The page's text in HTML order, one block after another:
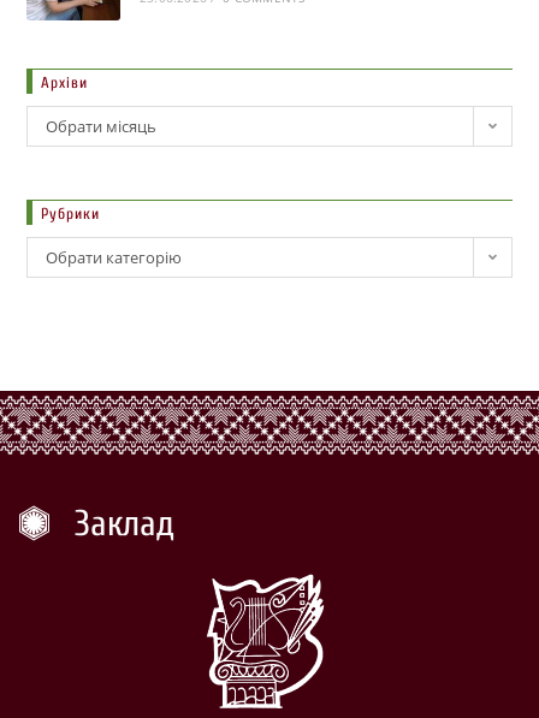
Архіви
Обрати місяць
Рубрики
Обрати категорію
Заклад